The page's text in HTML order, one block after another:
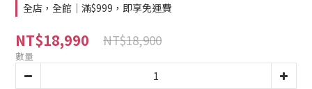
全店，全館｜滿$999，即享免運費
NT$18,990 NT$18,900
數量